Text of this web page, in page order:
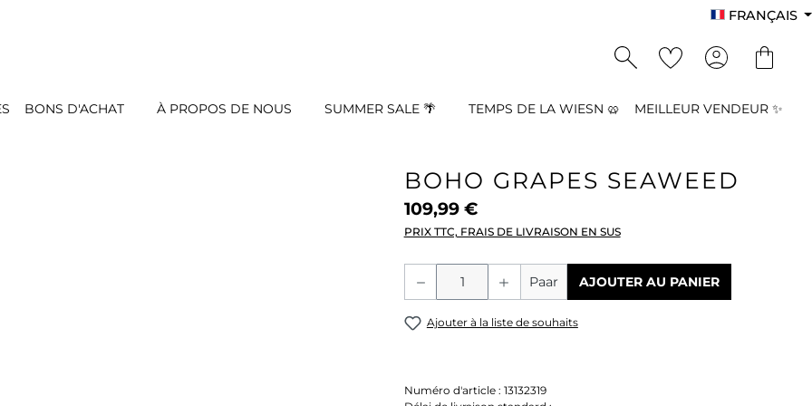
FRANÇAIS
BONS D'ACHAT À PROPOS DE NOUS SUMMER SALE 🌴 TEMPS DE LA WIESN 🥨 MEILLEUR VENDEUR ✨
BOHO GRAPES SEAWEED
109,99 €
PRIX TTC, FRAIS DE LIVRAISON EN SUS
Quantité de produit : Entrez la
Paar AJOUTER AU PANIER
Ajouter à la liste de souhaits
Numéro d'article : 13132319